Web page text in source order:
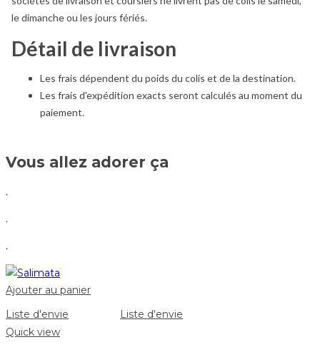
le dimanche ou les jours fériés.
Détail de livraison
Les frais dépendent du poids du colis et de la destination.
Les frais d'expédition exacts seront calculés au moment du
paiement.
Vous allez adorer ça
.
.
.
Ajouter au panier
Liste d'envie
Liste d'envie
Quick view